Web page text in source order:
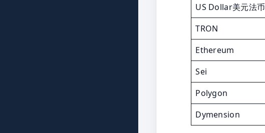
US Dollar美元法币
TRON
Ethereum
Sei
Polygon
Dymension